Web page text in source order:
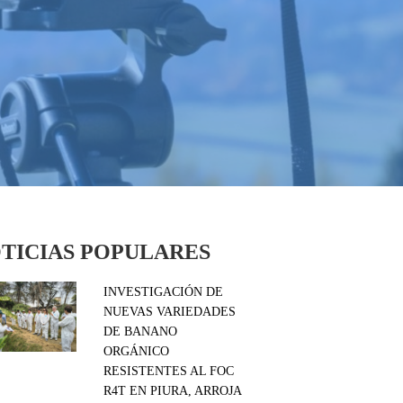
POPULARES
INVESTIGACIÓN DE
NUEVAS VARIEDADES
DE BANANO
ORGÁNICO
RESISTENTES AL FOC
R4T EN PIURA, ARROJA